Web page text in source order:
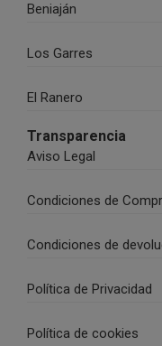
Beniaján
Los Garres
El Ranero
Transparencia
Aviso Legal
Condiciones de
Condiciones de
Política de Privacidad
Política de cookies